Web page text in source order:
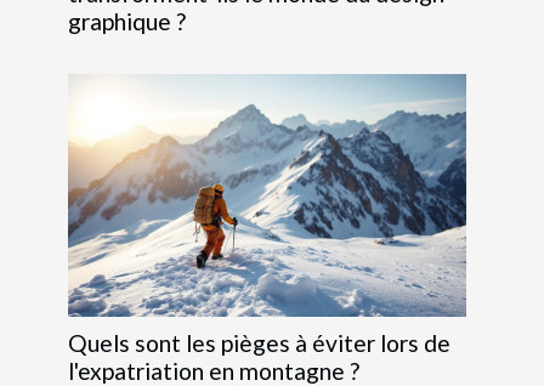
graphique ?
Quels sont les pièges à éviter lors de
l'expatriation en montagne ?